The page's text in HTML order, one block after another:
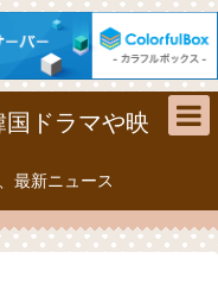
ドラマや映
最新ニュース